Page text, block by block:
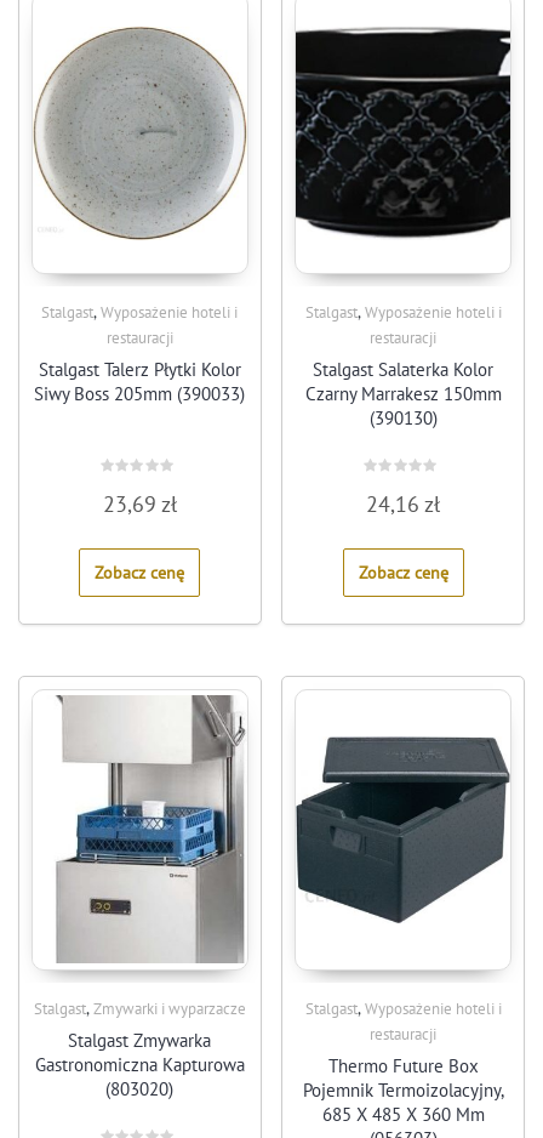
Stalgast,Wyposażenie hoteli i
restauracji
Stalgast Talerz Płytki Kolor
Siwy Boss 205mm (390033)
0
out
5
23,69 zł
Zobacz cenę
Stalgast,Wyposażenie hoteli i
restauracji
Stalgast Salaterka Kolor
Czarny Marrakesz 150mm
(390130)
0
out
5
24,16zł
Zobacz cenę
Stalgast,Zmywarki i wyparzacze
Stalgast Zmywarka
Gastronomiczna Kapturowa
(803020)
Stalgast,Wyposażenie hoteli i
restauracji
Thermo Future Box
Pojemnik Termoizolacyjny,
685 X 485 X 360 Mm